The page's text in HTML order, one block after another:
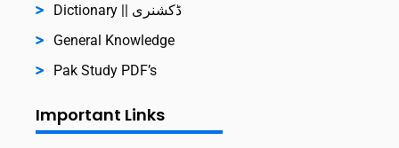
Dictionary || ڈکشنری
General Knowledge
Pak Study PDF’s
Important Links